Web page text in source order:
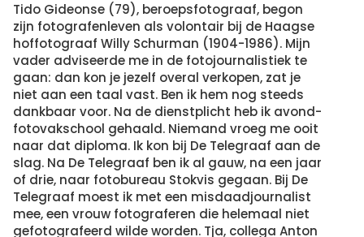
Tido Gideonse (79), beroepsfotograaf, begon
zijn fotografenleven als volontair bij de Haagse
hoffotograaf Willy Schurman (1904-1986). Mijn
vader adviseerde me in de fotojournalistiek te
gaan: dan kon je jezelf overal verkopen, zat je
niet aan een taal vast. Ben ik hem nog steeds
dankbaar voor. Na de dienstplicht heb ik avond-
fotovakschool gehaald. Niemand vroeg me ooit
naar dat diploma. Ik kon bij De Telegraaf aan de
slag. Na De Telegraaf ben ik al gauw, na een jaar
of drie, naar fotobureau Stokvis gegaan. Bij De
Telegraaf moest ik met een misdaadjournalist
mee, een vrouw fotograferen die helemaal niet
gefotografeerd wilde worden. Tja, collega Anton